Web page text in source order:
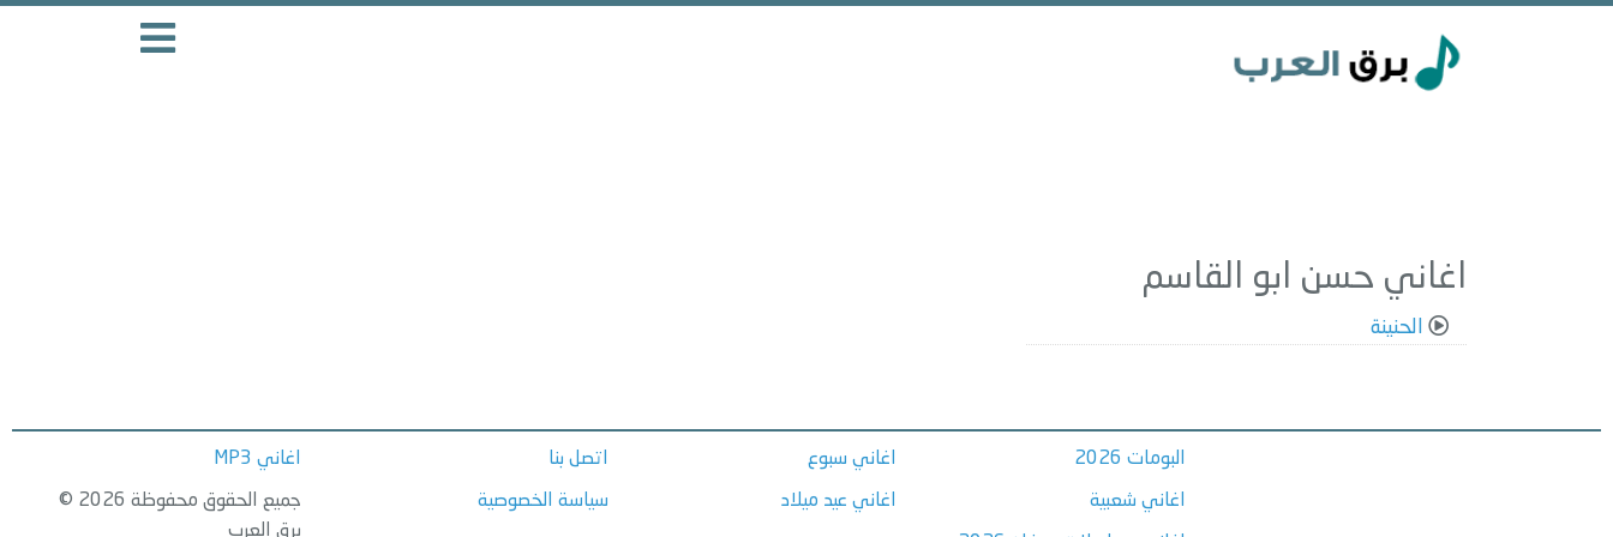
اغاني حسن ابو القاسم
الحنينة
البومات 2026
اغاني شعبية
اغاني سبوع
اغاني عيد ميلاد
اتصل بنا
سياسة الخصوصية
اغاني MP3
جميع الحقوق محفوظة 2026 ©
برق العرب